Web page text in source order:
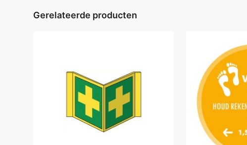
Gerelateerde producten